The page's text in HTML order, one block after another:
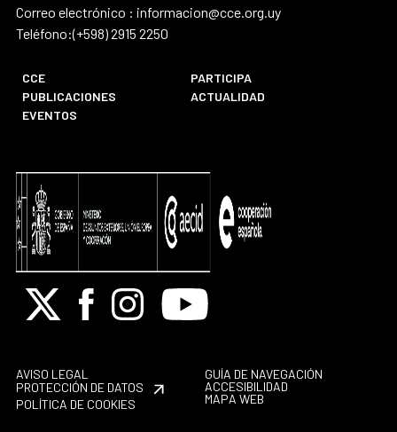
Correo electrónico : informacion@cce.org.uy
Teléfono:(+598) 2915 2250
CCE
PARTICIPA
PUBLICACIONES
ACTUALIDAD
EVENTOS
X FacebookInstagramYoutube
AVISO LEGAL
PROTECCIÓN DE DATOS
POLÍTICA DE COOKIES
GUÍA DE NAVEGACIÓN
ACCESIBILIDAD
MAPA WEB